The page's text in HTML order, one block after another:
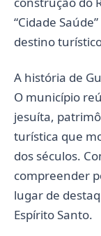
“Cidade
destino
A história de
O município
jesuíta,
turística que
dos séculos.
compreender
lugar de
Espírito Santo.